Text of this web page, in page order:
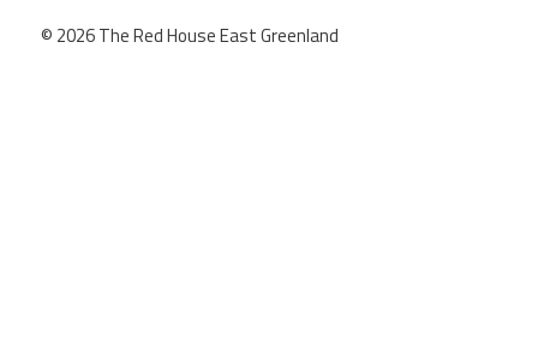
© 2026 The Red House East Greenland